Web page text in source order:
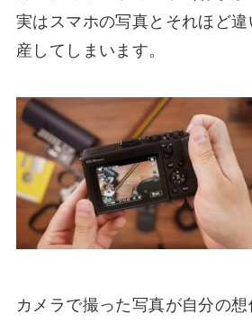
実はスマホの写真とそれほど
産してしまいます。
カメラで撮った写真が自分の想